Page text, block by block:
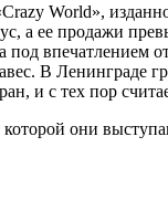
World»,
а ее продажи
под
В Ленинграде
и с тех пор
они